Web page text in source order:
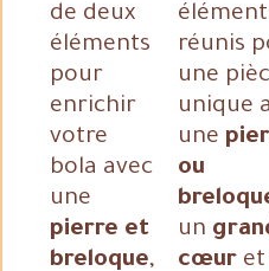
de deux
éléments
pour
enrichir
votre
bola avec
une
pierre et
breloque,
réunis
une
unique
une
ou
un
cœuret